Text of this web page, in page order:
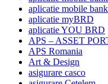
aplicatie mobile
aplicatie myBRD
aplicatie YOU BRD
APS – ASSET
APS Romania
Art & Design
asigurare casco